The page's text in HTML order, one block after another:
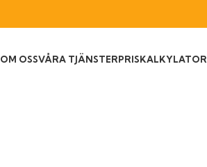
OM OSSVÅRA TJÄNSTERPRISKALKYLATOR